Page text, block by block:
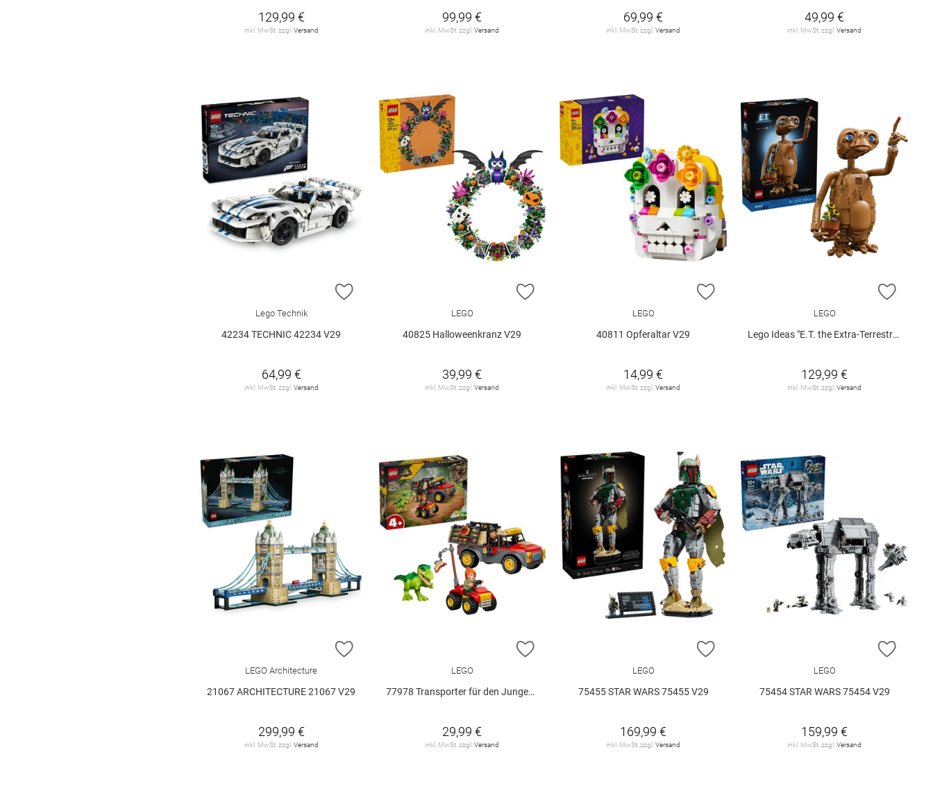
129,99 €
inkl. MwSt. zzgl. Versand
99,99 €
inkl. MwSt. zzgl.Versand
69,99 €
inkl. MwSt. zzgl.Versand
49,99 €
inkl. MwSt. zzgl.Versand
ZUR WUNSCHLISTE HINZUFÜGEN
Lego Technik
42234 TECHNIC 42234 V29
64,99 €
inkl. MwSt. zzgl. Versand
ZUR WUNSCHLISTE HINZUFÜGEN
LEGO
40825 Halloweenkranz V29
39,99 €
inkl. MwSt. zzgl.Versand
LEGO
40811 Opferaltar V29
14,99 €
inkl. MwSt. zzgl.Versand
ZUR
LEGO
Lego Ideas "E.T. the Extra-Terrestrial" (21370)
129,99 €
inkl. MwSt. zzgl.Versand
ZUR WUNSCHLISTE HINZUFÜGEN
LEGO Architecture
21067 ARCHITECTURE 21067 V29
299,99 €
inkl. MwSt. zzgl. Versand
ZUR WUNSCHLISTE HINZUFÜGEN
LEGO
77978 Transporter für den Jungen T.. V29
29,99 €
inkl. MwSt. zzgl.Versand
LEGO
75455 STAR WARS 75455 V29
169,99 €
inkl. MwSt. zzgl.Versand
ZUR
LEGO
75454 STAR WARS 75454 V29
159,99 €
inkl. MwSt. zzgl.Versand